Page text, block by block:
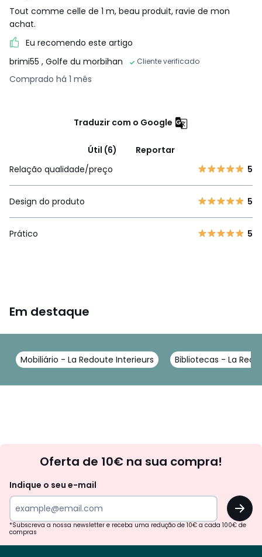
Tout comme celle de 1 m, beau produit, ravie de mon
achat.
Eu recomendo este artigo
brimi55 , Golfe du morbihan Cliente verificado
Comprado há 1 mês
Traduzir com o Google
Útil (6)
Reportar
Relação qualidade/preço
5
Design do produto 5
Prático 5
Em destaque
Mobiliário - La Redoute Interieurs Bibliotecas - La
Oferta de 10€ na sua compra!
Indique o seu e-mail
OK
*Subscreva a nossa newsletter e receba uma redução de 10€ a cada 100€ de
compras